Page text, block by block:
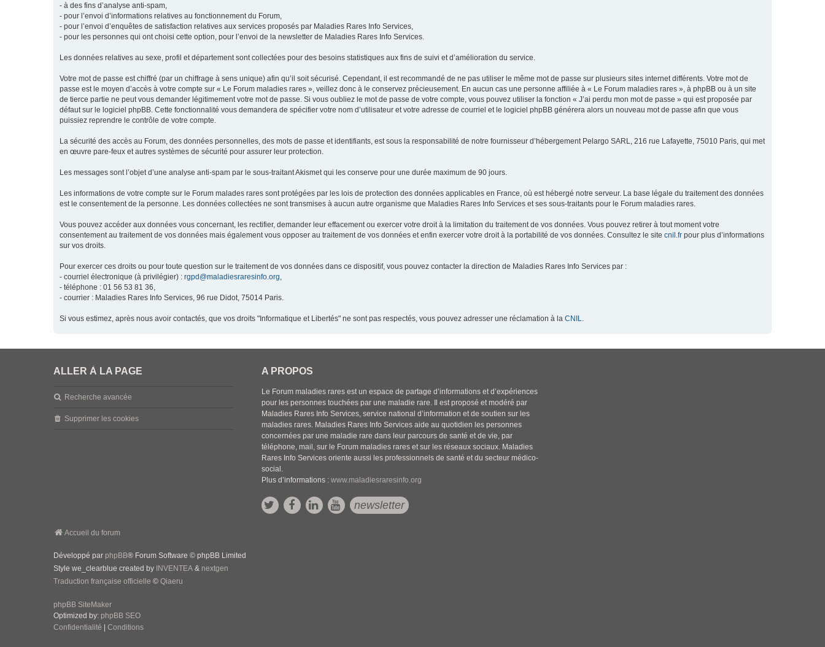
- à des fins d’analyse anti-spam,
- pour l’envoi d’informations relatives au fonctionnement du Forum,
- pour l’envoi d’enquêtes de satisfaction relatives aux services proposés par Maladies Rares Info Services,
- pour les personnes qui ont choisi cette option, pour l’envoi de la newsletter de Maladies Rares Info Services.
Les données relatives au sexe, profil et département sont collectées pour des besoins statistiques aux fins de suivi et d’amélioration du service.
Votre mot de passe est chiffré (par un chiffrage à sens unique) afin qu’il soit sécurisé. Cependant, il est recommandé de ne pas utiliser le même mot de passe sur plusieurs sites internet différents. Votre mot de
passe est le moyen d’accès à votre compte sur « Le Forum maladies rares », veillez donc à le conservez précieusement. En aucun cas une personne affiliée à « Le Forum maladies rares », à phpBB ou à un site
de tierce partie ne peut vous demander légitimement votre mot de passe. Si vous oubliez le mot de passe de votre compte, vous pouvez utiliser la fonction « J’ai perdu mon mot de passe » qui est proposée par
défaut sur le logiciel phpBB. Cette fonctionnalité vous demandera de spécifier votre nom d’utilisateur et votre adresse de courriel et le logiciel phpBB générera alors un nouveau mot de passe afin que vous
puissiez reprendre le contrôle de votre compte.
La sécurité des accès au Forum, des données personnelles, des mots de passe et identifiants, est sous la responsabilité de notre fournisseur d’hébergement Pelargo SARL, 216 rue Lafayette, 75010 Paris, qui met
en œuvre pare-feux et autres systèmes de sécurité pour assurer leur protection.
Les messages sont l’objet d’une analyse anti-spam par le sous-traitant Akismet qui les conserve pour une durée maximum de 90 jours.
Les informations de votre compte sur le Forum malades rares sont protégées par les lois de protection des données applicables en France, où est hébergé notre serveur. La base légale du traitement des données
est le consentement de la personne. Les données collectées ne sont transmises à aucun autre organisme que Maladies Rares Info Services et ses sous-traitants pour le Forum maladies rares.
Vous pouvez accéder aux données vous concernant, les rectifier, demander leur effacement ou exercer votre droit à la limitation du traitement de vos données. Vous pouvez retirer à tout moment votre
consentement au traitement de vos données mais également vous opposer au traitement de vos données et enfin exercer votre droit à la portabilité de vos données. Consultez le site cnil.fr pour plus d’informations
sur vos droits.
Pour exercer ces droits ou pour toute question sur le traitement de vos données dans ce dispositif, vous pouvez contacter la direction de Maladies Rares Info Services par :
- courriel électronique (à privilégier) : rgpd@maladiesraresinfo.org,
- téléphone : 01 56 53 81 36,
- courrier : Maladies Rares Info Services, 96 rue Didot, 75014 Paris.
Si vous estimez, après nous avoir contactés, que vos droits "Informatique et Libertés" ne sont pas respectés, vous pouvez adresser une réclamation à la CNIL.
ALLER À LA PAGE
Recherche avancée
Supprimer les cookies
A PROPOS
Le Forum maladies rares est un espace de partage d’informations et d’expériences
pour les personnes touchées par une maladie rare. Il est proposé et modéré par
Maladies Rares Info Services, service national d’information et de soutien sur les
maladies rares. Maladies Rares Info Services aide au quotidien les personnes
concernées par une maladie rare dans leur parcours de santé et de vie, par
téléphone, mail, sur le Forum maladies rares et sur les réseaux sociaux. Maladies
Rares Info Services oriente aussi les professionnels de santé et du secteur médico-
social.
Plus d’informations :www.maladiesraresinfo.org
newsletter
Accueil du forum
Développé par phpBB® Forum Software © phpBB Limited
Style we_clearblue created by INVENTEA & nextgen
Traduction française officielle © Qiaeru
phpBB SiteMaker
Optimized by: phpBB SEO
Confidentialité
Conditions